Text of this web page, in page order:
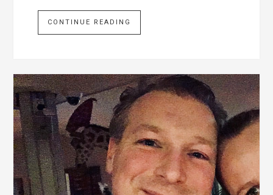
CONTINUE READING